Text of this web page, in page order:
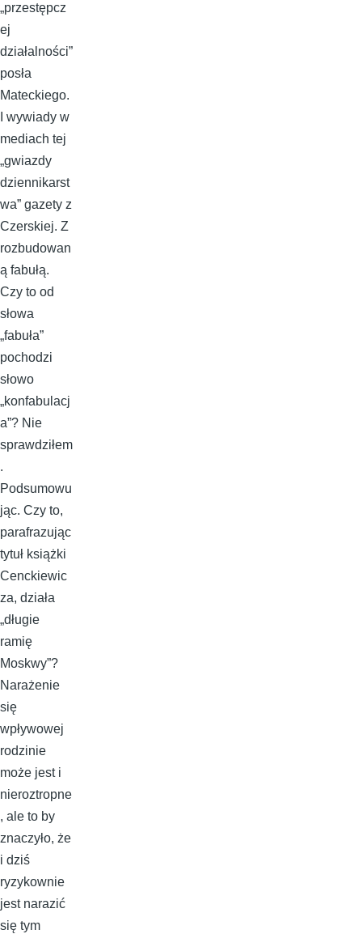
„przestępcz
ej
działalności”
posła
Mateckiego.
I wywiady w
mediach tej
„gwiazdy
dziennikarst
wa” gazety z
Czerskiej. Z
rozbudowan
ą fabułą.
Czy to od
słowa
„fabuła”
pochodzi
słowo
„konfabulacj
a”? Nie
sprawdziłem
.
Podsumowu
jąc. Czy to,
parafrazując
tytuł książki
Cenckiewic
za, działa
„długie
ramię
Moskwy”?
Narażenie
się
wpływowej
rodzinie
może jest i
nieroztropne
, ale to by
znaczyło, że
i dziś
ryzykownie
jest narazić
się tym